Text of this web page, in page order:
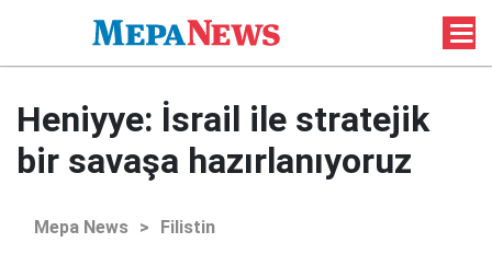
Heniyye: İsrail ile stratejik
bir savaşa hazırlanıyoruz
Mepa News > Filistin